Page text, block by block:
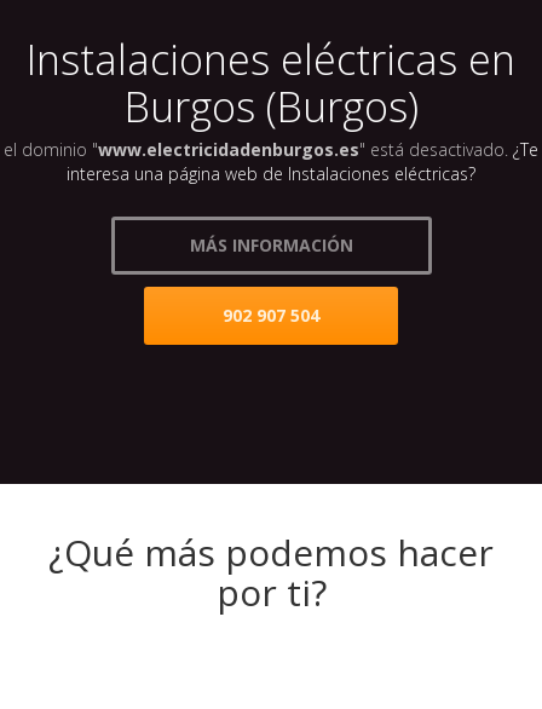
Instalaciones eléctricas en
Burgos (Burgos)
el dominio "www.electricidadenburgos.es" está desactivado. ¿Te
interesa una página web de Instalaciones eléctricas?
MÁS INFORMACIÓN
902 907 504
¿Qué más podemos hacer
por ti?